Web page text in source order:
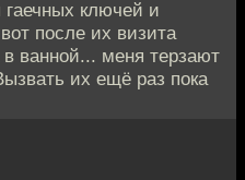
ключей и
после их визита
ванной... меня терзают
их ещё раз пока